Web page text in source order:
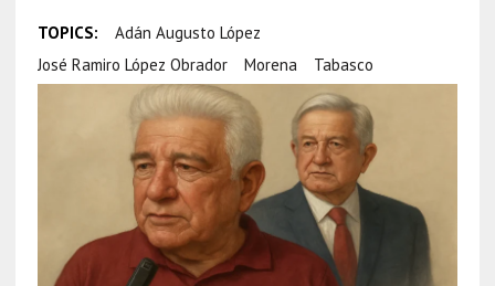
TOPICS:
Adán Augusto López
José Ramiro López Obrador
Morena Tabasco